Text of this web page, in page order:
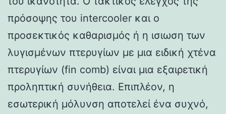
πρόσοψης του intercooler και ο
προσεκτικός καθαρισμός ή η ισιωση των
λυγισμένων πτερυγίων με μια ειδική χτένα
πτερυγίων (fin comb) είναι μια εξαιρετική
προληπτική συνήθεια. Επιπλέον, η
εσωτερική μόλυνση αποτελεί ένα συχνό,